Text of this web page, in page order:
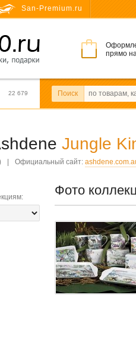
San-Premium.ru
прямо
22 679 Поиск
Jungle
Официальный сайт:
: Фото